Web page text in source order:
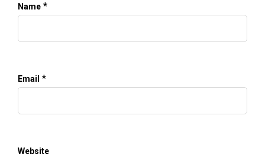
Name *
Email *
Website